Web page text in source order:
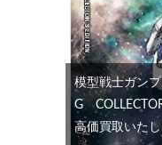
模型戦士ガン
G
高価買取いたし